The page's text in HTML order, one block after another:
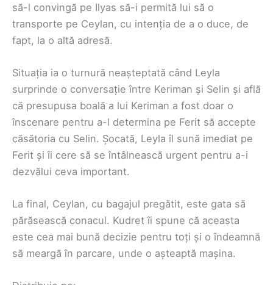
să-l convingă pe Ilyas să-i permită lui să o
transporte pe Ceylan, cu intenția de a o duce, de
fapt, la o altă adresă.
Situația ia o turnură neașteptată când Leyla
surprinde o conversație între Keriman și Selin și află
că presupusa boală a lui Keriman a fost doar o
înscenare pentru a-l determina pe Ferit să accepte
căsătoria cu Selin. Șocată, Leyla îl sună imediat pe
Ferit și îi cere să se întâlnească urgent pentru a-i
dezvălui ceva important.
La final, Ceylan, cu bagajul pregătit, este gata să
părăsească conacul. Kudret îi spune că aceasta
este cea mai bună decizie pentru toți și o îndeamnă
să meargă în parcare, unde o așteaptă mașina.